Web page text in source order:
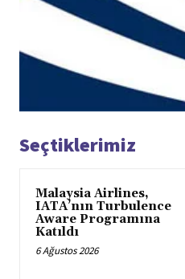
Seçtiklerimiz
Malaysia Airlines,
IATA’nın Turbulence
Aware Programına
Katıldı
6 Ağustos 2026